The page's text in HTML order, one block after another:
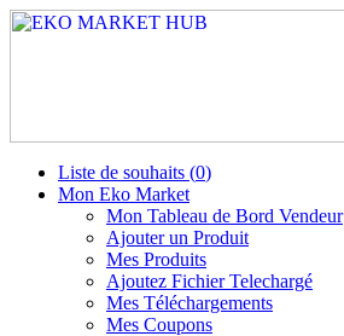
Liste de souhaits (0)
Mon Eko Market
Mon Tableau de Bord Vendeur
Ajouter un Produit
Mes Produits
Ajoutez Fichier Telechargé
Mes Téléchargements
Mes Coupons